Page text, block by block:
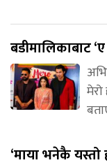
बडीमालिकाबाट
‘माया भनेकै यस्तो